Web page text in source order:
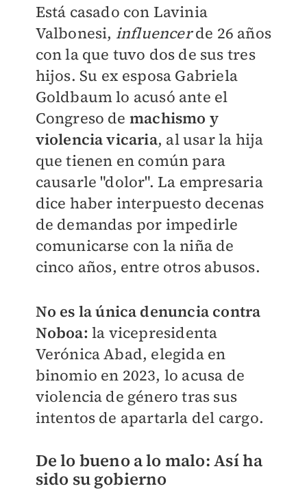
Está casado con Lavinia
Valbonesi, influencerde 26 años
con la que tuvo dos de sus tres
hijos. Su ex esposa Gabriela
Goldbaum lo acusó ante el
Congreso de machismo y
violencia vicaria, al usar la hija
que tienen en común para
causarle "dolor". La empresaria
dice haber interpuesto decenas
de demandas por impedirle
comunicarse con la niña de
cinco años, entre otros abusos.
No es la única denuncia contra
Noboa: la vicepresidenta
Verónica Abad, elegida en
binomio en 2023, lo acusa de
violencia de género tras sus
intentos de apartarla del cargo.
De lo bueno a lo malo: Así ha
sido su gobierno